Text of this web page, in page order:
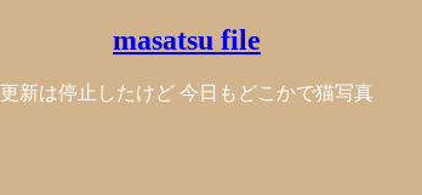
masatsu file
更新は停止したけど 今日もどこかで猫写真